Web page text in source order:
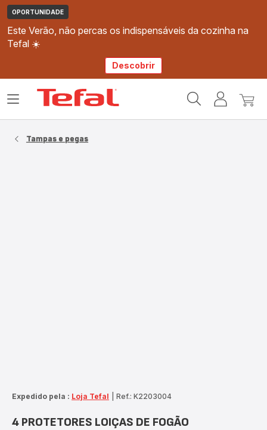
OPORTUNIDADE
Este Verão, não percas os indispensáveis da cozinha na
Tefal ☀️
Descobrir
Tefal
O
Abrir
Tampas e pegas
Expedido pela : Loja Tefal Ref.: K2203004
4 PROTETORES LOIÇAS DE FOGÃO